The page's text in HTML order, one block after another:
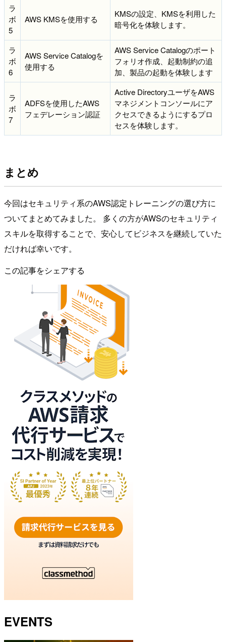
ラ
ボ
5
AWS KMSを使用する
KMSの設定、KMSを利用した
暗号化を体験します。
ラ
ボ
6
AWS Service Catalogを
使用する
AWS Service Catalogのポート
フォリオ作成、起動制約の追
加、製品の起動を体験します
ラ
ボ
7
ADFSを使用したAWS
フェデレーション認証
Active DirectoryユーザをAWS
マネジメントコンソールにア
クセスできるようにするプロ
セスを体験します。
まとめ
今回はセキュリティ系のAWS認定トレーニングの選び方に
ついてまとめてみました。 多くの方がAWSのセキュリティ
スキルを取得することで、安心してビジネスを継続していた
だければ幸いです。
この記事をシェアする
EVENTS